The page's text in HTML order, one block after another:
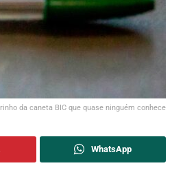
da caneta BIC que quase ninguém conhece
WhatsApp